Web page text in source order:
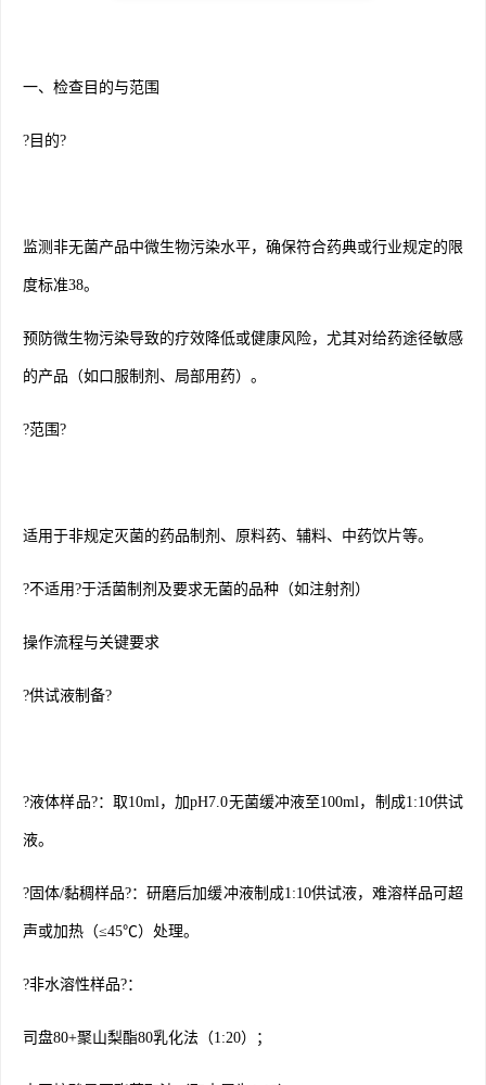
一、检查目的与范围
?目的?
监测非无菌产品中微生物污染水平，确保符合药典或行业规定的限
度标准38。
预防微生物污染导致的疗效降低或健康风险，尤其对给药途径敏感
的产品（如口服制剂、局部用药）。
?范围?
适用于非规定灭菌的药品制剂、原料药、辅料、中药饮片等。
?不适用?于活菌制剂及要求无菌的品种（如注射剂）
操作流程与关键要求
?供试液制备?
?液体样品?：取10ml，加pH7.0无菌缓冲液至100ml，制成1:10供试
液。
?固体/黏稠样品?：研磨后加缓冲液制成1:10供试液，难溶样品可超
声或加热（≤45℃）处理。
?非水溶性样品?：
司盘80+聚山梨酯80乳化法（1:20）；